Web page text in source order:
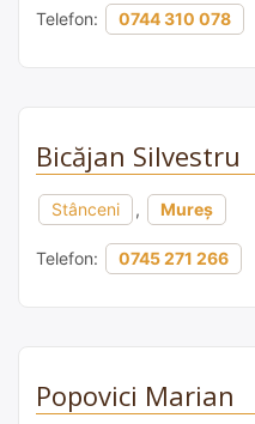
Telefon: 0744 310 078
Bicăjan Silvestru
Stânceni , Mureș
Telefon: 0745 271 266
Popovici Marian